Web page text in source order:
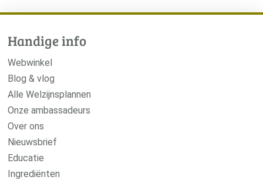
Handige info
Webwinkel
Blog & vlog
Alle Welzijnsplannen
Onze ambassadeurs
Over ons
Nieuwsbrief
Educatie
Ingrediënten